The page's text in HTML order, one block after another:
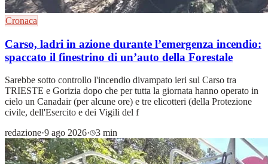
Cronaca
Carso, ladri in azione durante l’emergenza incendio:
spaccato il finestrino di un’auto della Forestale
Sarebbe sotto controllo l'incendio divampato ieri sul Carso tra
TRIESTE e Gorizia dopo che per tutta la giornata hanno operato in
cielo un Canadair (per alcune ore) e tre elicotteri (della Protezione
civile, dell'Esercito e dei Vigili del f
redazione·9 ago 2026· 3 min